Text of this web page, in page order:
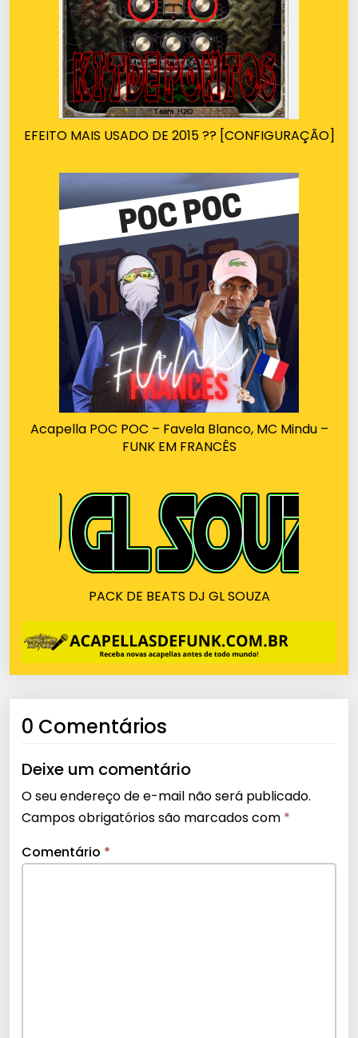
EFEITO MAIS USADO DE 2015 ?? [CONFIGURAÇÃO]
Acapella POC POC – Favela Blanco, MC Mindu –
FUNK EM FRANCÊS
PACK DE BEATS DJ GL SOUZA
0 Comentários
Deixe um comentário
O seu endereço de e-mail não será publicado.
Campos obrigatórios são marcados com *
Comentário *